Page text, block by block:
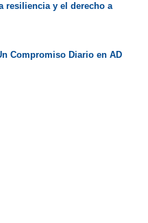
resiliencia y el derecho a
Compromiso Diario en AD